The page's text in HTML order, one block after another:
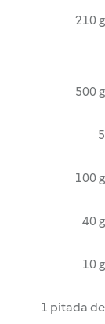
210 g
500 g
5
100 g
40 g
10 g
1 pitada de